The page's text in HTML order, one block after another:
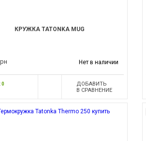
КРУЖКА TATONKA MUG
Нет в наличии
0
ДОБАВИТЬ
В СРАВНЕНИЕ